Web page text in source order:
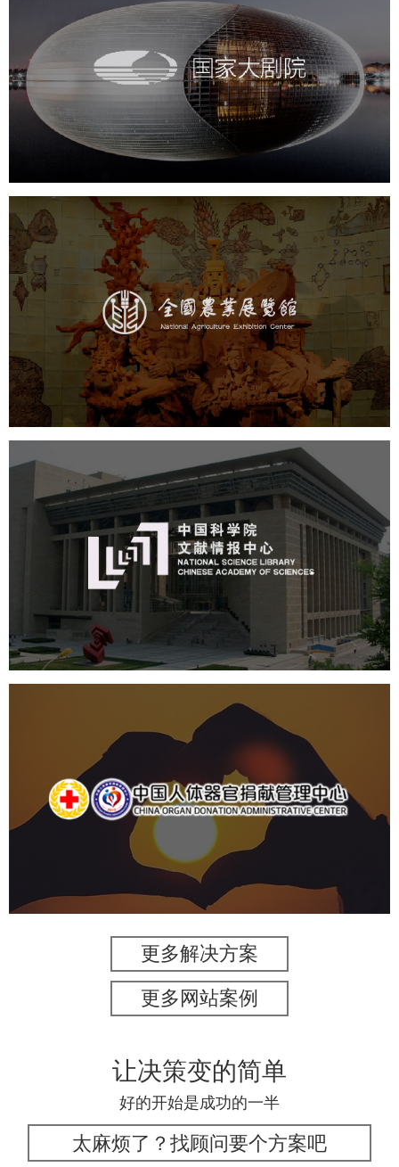
国家大剧院
文化艺术 剧院 智慧展馆 展馆网站建设
农业展览馆
文化艺术 展馆网站建设
博物馆展厅设计
数字博物馆建设
展厅空间设计
企业展厅设计
公司展厅设计
北京展厅设计 产品展厅设计
中国科学院文献情报中心
网站建设 虚拟展厅
数字博物馆建设
展厅空间设计
产品展厅设计
中国人体器官捐献管理中心
国企 品牌官网 网站建设
更多解决方案
更多网站案例
让决策变的简单
好的开始是成功的一半
太麻烦了？找顾问要个方案吧